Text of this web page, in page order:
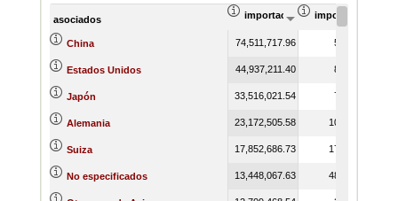
asociados importación Valor del comercio
importación
China 74,511,717.96 5.98
Estados Unidos 44,937,211.40 8.24
Japón 33,516,021.54 7.84
Alemania 23,172,505.58 10.48
Suiza 17,852,686.73 17.16
No especificados 13,448,067.63 48.79